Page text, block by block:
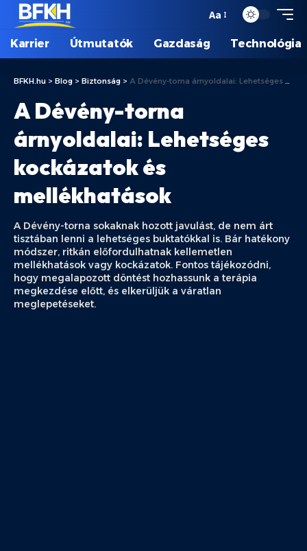
Aa
Karrier Útmutatók Gazdaság Technológia
BFKH.hu > Blog > Biztonság > A Dévény-torna árnyoldalai: Lehetséges kockázatok és mellékhatások
A Dévény-torna
árnyoldalai: Lehetséges
kockázatok és
mellékhatások
A Dévény-torna sokaknak hozott javulást, de nem árt
tisztában lenni a lehetséges buktatókkal is. Bár hatékony
módszer, ritkán előfordulhatnak kellemetlen
mellékhatások vagy kockázatok. Fontos tájékozódni,
hogy megalapozott döntést hozhassunk a terápia
megkezdése előtt, és elkerüljük a váratlan
meglepetéseket.